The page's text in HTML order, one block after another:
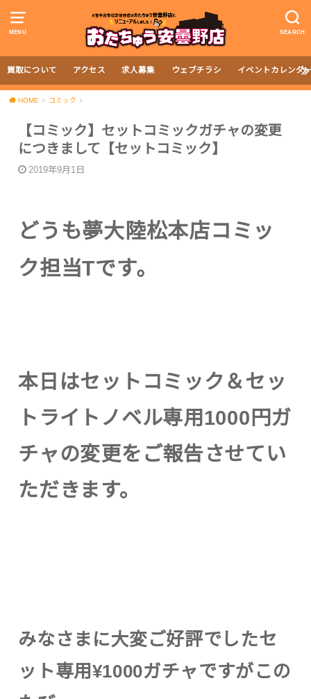
MENU SEARCH
買取について アクセス 求人募集 ウェブチラシ イベントカレンダ
HOME コミック
【コミック】セットコミックガチャの変更
につきまして【セットコミック】
2019年9月1日
どうも夢大陸松本店コミッ
ク担当Tです。
本日はセットコミック＆セッ
トライトノベル専用1000円ガ
チャの変更をご報告させてい
ただきます。
みなさまに大変ご好評でしたセ
ット専用¥1000ガチャですがこの